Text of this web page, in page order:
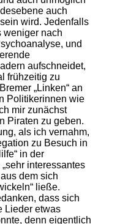
auch
wird. Jedenfalls
weniger nach
und
aufschneidet,
frühzeitig zu
„Linken“ an
Politikerinnen wie
mir zunächst
Piraten zu geben.
als ich vernahm,
zu Besuch in
in der
interessantes
dem sich
ließe.
dass sich
Lieder etwas
denn eigentlich